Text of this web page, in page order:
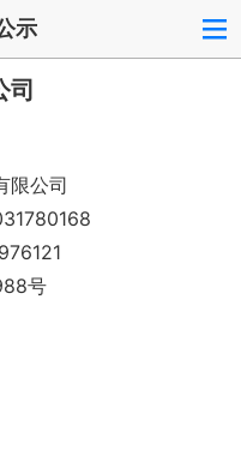
示
司
限公司
号